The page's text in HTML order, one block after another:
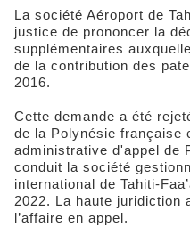
La société Aéroport de
justice de prononcer la
supplémentaires
de la contribution des
2016.
Cette demande a été
de la Polynésie française
administrative d'appel de
conduit la société
international de Tahiti-
2022. La haute juridiction
l’affaire en appel.